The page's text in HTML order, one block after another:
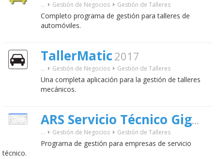
... Gestión de Negocios Gestión de Talleres
Completo programa de gestión para talleres de
automóviles.
TallerMatic2017
... Gestión de Negocios Gestión de Talleres
Una completa aplicación para la gestión de talleres
mecánicos.
ARS Servicio Técnico Gigant
... Gestión de Negocios Gestión de Talleres
Programa de gestión para empresas de servicio
técnico.